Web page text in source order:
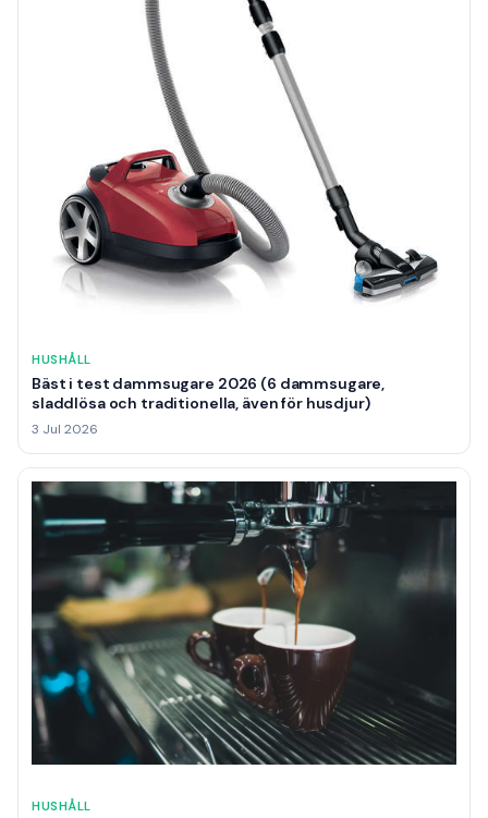
HUSHÅLL
Bäst i test dammsugare 2026 (6 dammsugare,
sladdlösa och traditionella, även för husdjur)
3 Jul 2026
HUSHÅLL